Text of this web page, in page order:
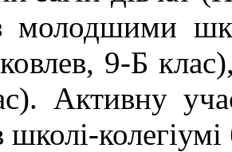
молодшими
9-Б
. Активну
школі-